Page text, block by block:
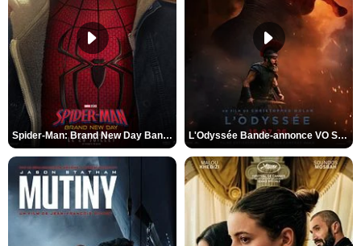
Spider-Man: Brand New Day Bande-annonce VO STFR L'Odyssée Bande-annonce VO STFR